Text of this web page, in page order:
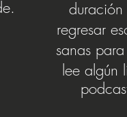
regresar
sanas
lee algún